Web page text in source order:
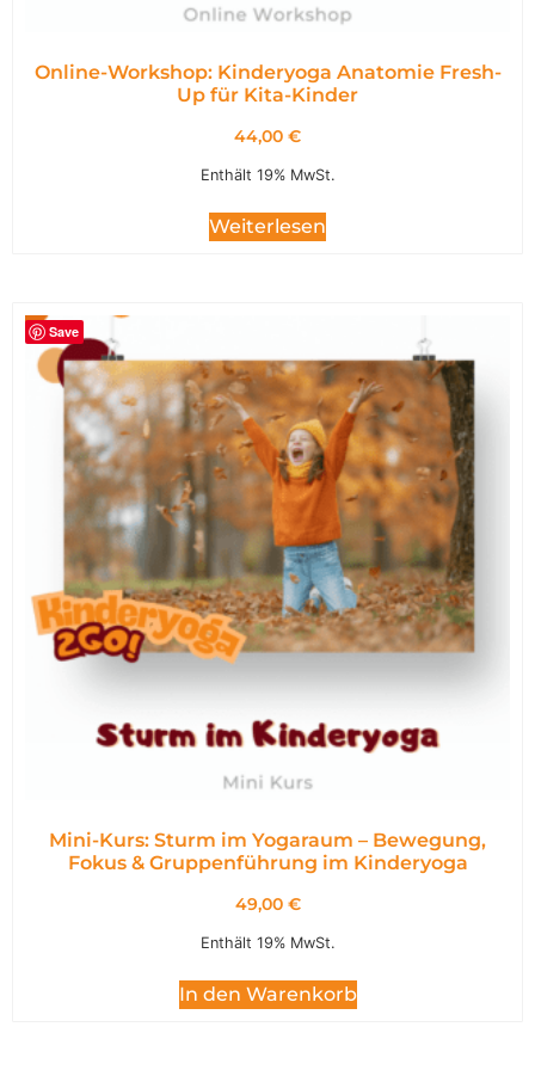
Online-Workshop: Kinderyoga Anatomie Fresh-
Up für Kita-Kinder
44,00 €
Enthält 19% MwSt.
Weiterlesen
Save
Mini-Kurs: Sturm im Yogaraum – Bewegung,
Fokus & Gruppenführung im Kinderyoga
49,00 €
Enthält 19% MwSt.
In den Warenkorb